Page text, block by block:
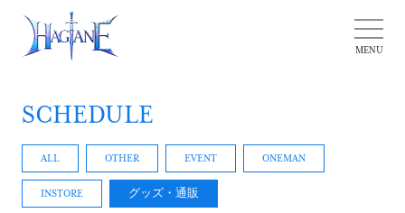
SCHEDULE
ALL OTHER EVENT ONEMAN
INSTORE グッズ・通販